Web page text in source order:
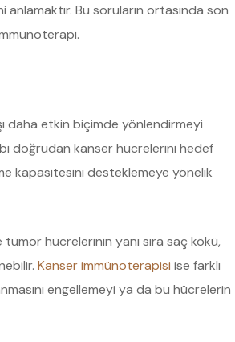
anlamaktır. Bu soruların ortasında son
daha etkin biçimde yönlendirmeyi
doğrudan kanser hücrelerini hedef
kapasitesini desteklemeye yönelik
hücrelerinin yanı sıra saç kökü,
Kanser immünoterapisi ise farklı
engellemeyi ya da bu hücrelerin